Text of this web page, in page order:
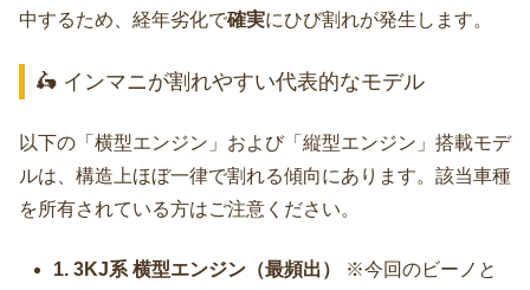
中するため、経年劣化で確実にひび割れが発生します。
🛵 インマニが割れやすい代表的なモデル
以下の「横型エンジン」および「縦型エンジン」搭載モデ
ルは、構造上ほぼ一律で割れる傾向にあります。該当車種
を所有されている方はご注意ください。
1. 3KJ系 横型エンジン（最頻出）
※今回のビーノと